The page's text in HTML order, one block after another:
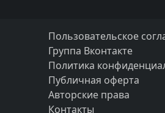
Пользовательское
Группа Вконтакте
Политика
Публичная оферта
Авторские права
Контакты